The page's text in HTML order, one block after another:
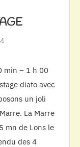
min – 1 h 00
diato avec
un joli
La Marre
mn de Lons le
des 4